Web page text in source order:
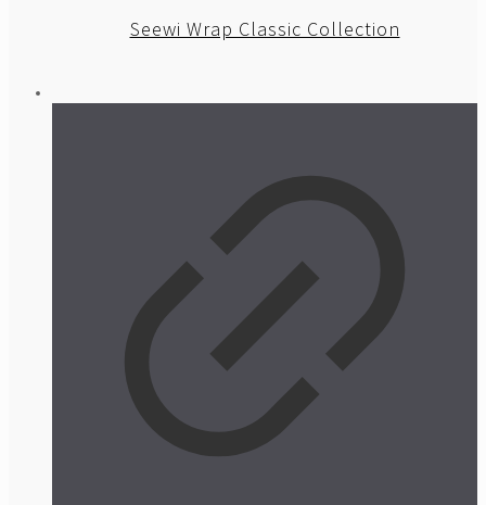
Seewi Wrap Classic Collection